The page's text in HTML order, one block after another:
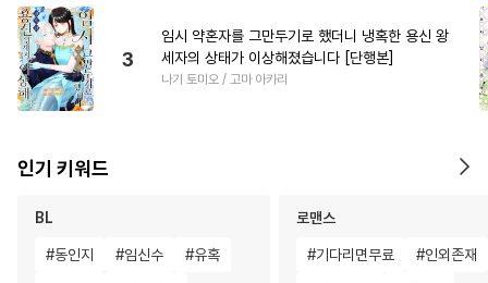
3
임시 약혼자를 그만두기로 했더니 냉혹한 용신 왕
세자의 상태가 이상해졌습니다 [단행본]
나기 토미오 / 고마 아카리
인기 키워드
BL
#동인지 #임신수 #유혹
로맨스
#기다리면무료 #인외존재